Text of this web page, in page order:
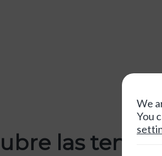
las
We
You